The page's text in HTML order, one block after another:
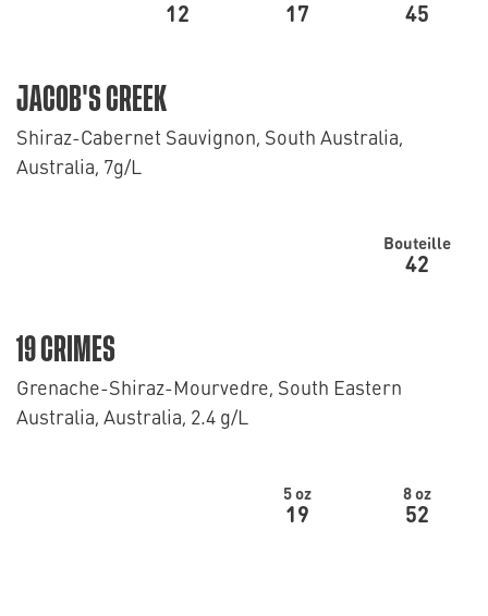
12 17 45
JACOB'S CREEK
Shiraz-Cabernet Sauvignon, South Australia,
Australia, 7g/L
Bouteille
42
19 CRIMES
Grenache-Shiraz-Mourvedre, South Eastern
Australia, Australia, 2.4 g/L
5 oz
19
8 oz
52